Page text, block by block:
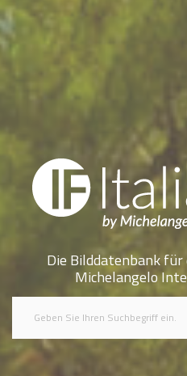
Die Bilddatenbank
Michelangelo